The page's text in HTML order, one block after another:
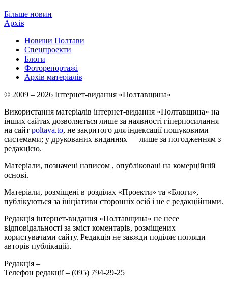
Більше новин
Архів
Новини Полтави
Спецпроекти
Блоги
Фоторепортажі
Архів матеріалів
© 2009 – 2026 Інтернет-видання «Полтавщина»
Використання матеріалів інтернет-видання «Полтавщина» на
інших сайтах дозволяється лише за наявності гіперпосилання
на сайт poltava.to, не закритого для індексації пошуковими
системами; у друкованих виданнях — лише за погодженням з
редакцією.
Матеріали, позначені написом , опубліковані на комерційній
основі.
Матеріали, розміщені в розділах «Проекти» та «Блоги»,
публікуються за ініціативи сторонніх осіб і не є редакційними.
Редакція інтернет-видання «Полтавщина» не несе
відповідальності за зміст коментарів, розміщених
користувачами сайту. Редакція не завжди поділяє погляди
авторів публікацій.
Редакція –
Телефон редакції – (095) 794-29-25